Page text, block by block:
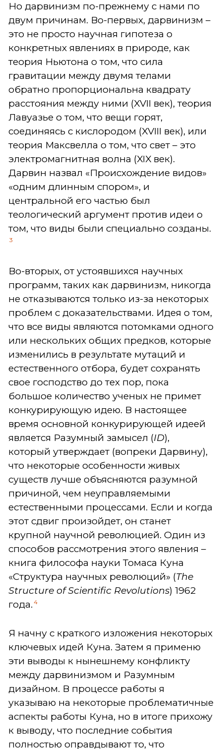
Но дарвинизм по-прежнему с нами по
двум причинам. Во-первых, дарвинизм –
это не просто научная гипотеза о
конкретных явлениях в природе, как
теория Ньютона о том, что сила
гравитации между двумя телами
обратно пропорциональна квадрату
расстояния между ними (XVII век), теория
Лавуазье о том, что вещи горят,
соединяясь с кислородом (XVIII век), или
теория Максвелла о том, что свет – это
электромагнитная волна (XIX век).
Дарвин назвал «Происхождение видов»
«одним длинным спором», и
центральной его частью был
теологический аргумент против идеи о
том, что виды были специально созданы.
3
Во-вторых, от устоявшихся научных
программ, таких как дарвинизм, никогда
не отказываются только из-за некоторых
проблем с доказательствами. Идея о том,
что все виды являются потомками одного
или нескольких общих предков, которые
изменились в результате мутаций и
естественного отбора, будет сохранять
свое господство до тех пор, пока
большое количество ученых не примет
конкурирующую идею. В настоящее
время основной конкурирующей идеей
является Разумный замысел (ID),
который утверждает (вопреки Дарвину),
что некоторые особенности живых
существ лучше объясняются разумной
причиной, чем неуправляемыми
естественными процессами. Если и когда
этот сдвиг произойдет, он станет
крупной научной революцией. Один из
способов рассмотрения этого явления –
книга философа науки Томаса Куна
«Структура научных революций» (The
Structure of Scientific Revolutions) 1962
года. 4
Я начну с краткого изложения некоторых
ключевых идей Куна. Затем я применю
эти выводы к нынешнему конфликту
между дарвинизмом и Разумным
дизайном. В процессе работы я
указываю на некоторые проблематичные
аспекты работы Куна, но в итоге прихожу
к выводу, что последние события
полностью оправдывают то, что